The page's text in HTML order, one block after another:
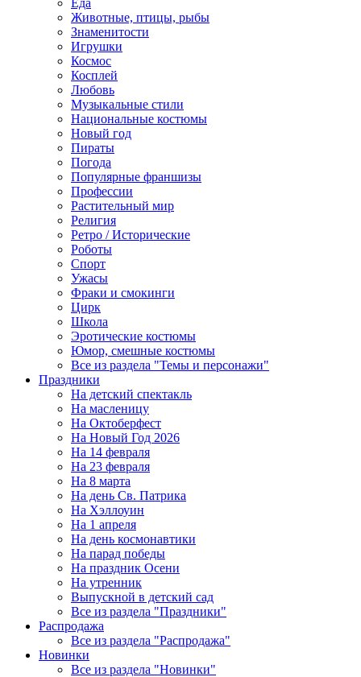
Еда
Животные, птицы, рыбы
Знаменитости
Игрушки
Космос
Косплей
Любовь
Музыкальные стили
Национальные костюмы
Новый год
Пираты
Погода
Популярные франшизы
Профессии
Растительный мир
Религия
Ретро / Исторические
Роботы
Спорт
Ужасы
Фраки и смокинги
Цирк
Школа
Эротические костюмы
Юмор, смешные костюмы
Все из раздела "Темы и персонажи"
Праздники
На детский спектакль
На масленицу
На Октоберфест
На Новый Год 2026
На 14 февраля
На 23 февраля
На 8 марта
На день Св. Патрика
На Хэллоуин
На 1 апреля
На день космонавтики
На парад победы
На праздник Осени
На утренник
Выпускной в детский сад
Все из раздела "Праздники"
Распродажа
Все из раздела "Распродажа"
Новинки
Все из раздела "Новинки"